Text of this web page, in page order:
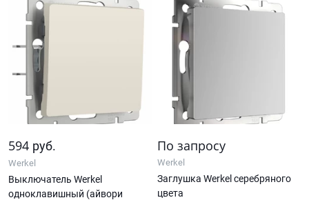
594 руб.
Werkel
Выключатель Werkel
одноклавишный (айвори
По запросу
Werkel
Заглушка Werkel серебряного
цвета